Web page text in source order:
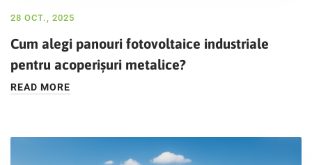
28 OCT., 2025
Cum alegi panouri fotovoltaice industriale
pentru acoperișuri metalice?
READ MORE